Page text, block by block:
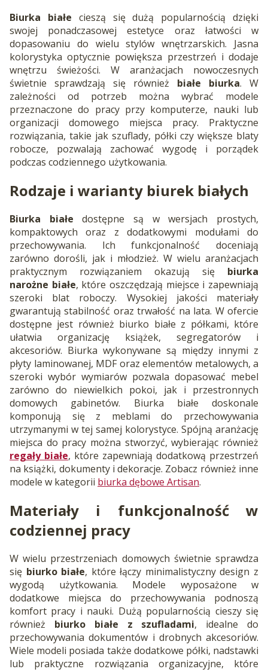
Biurka białe cieszą się dużą popularnością dzięki
swojej ponadczasowej estetyce oraz łatwości w
dopasowaniu do wielu stylów wnętrzarskich. Jasna
kolorystyka optycznie powiększa przestrzeń i dodaje
wnętrzu świeżości. W aranżacjach nowoczesnych
świetnie sprawdzają się również białe biurka. W
zależności od potrzeb można wybrać modele
przeznaczone do pracy przy komputerze, nauki lub
organizacji domowego miejsca pracy. Praktyczne
rozwiązania, takie jak szuflady, półki czy większe blaty
robocze, pozwalają zachować wygodę i porządek
podczas codziennego użytkowania.
Rodzaje i warianty biurek białych
Biurka białe dostępne są w wersjach prostych,
kompaktowych oraz z dodatkowymi modułami do
przechowywania. Ich funkcjonalność doceniają
zarówno dorośli, jak i młodzież. W wielu aranżacjach
praktycznym rozwiązaniem okazują się biurka
narożne białe, które oszczędzają miejsce i zapewniają
szeroki blat roboczy. Wysokiej jakości materiały
gwarantują stabilność oraz trwałość na lata. W ofercie
dostępne jest również biurko białe z półkami, które
ułatwia organizację książek, segregatorów i
akcesoriów. Biurka wykonywane są między innymi z
płyty laminowanej, MDF oraz elementów metalowych, a
szeroki wybór wymiarów pozwala dopasować mebel
zarówno do niewielkich pokoi, jak i przestronnych
domowych gabinetów. Biurka białe doskonale
komponują się z meblami do przechowywania
utrzymanymi w tej samej kolorystyce. Spójną aranżację
miejsca do pracy można stworzyć, wybierając również
regały białe, które zapewniają dodatkową przestrzeń
na książki, dokumenty i dekoracje. Zobacz również inne
modele w kategorii biurka dębowe Artisan.
Materiały i funkcjonalność w
codziennej pracy
W wielu przestrzeniach domowych świetnie sprawdza
się biurko białe, które łączy minimalistyczny design z
wygodą użytkowania. Modele wyposażone w
dodatkowe miejsca do przechowywania podnoszą
komfort pracy i nauki. Dużą popularnością cieszy się
również biurko białe z szufladami, idealne do
przechowywania dokumentów i drobnych akcesoriów.
Wiele modeli posiada także dodatkowe półki, nadstawki
lub praktyczne rozwiązania organizacyjne, które